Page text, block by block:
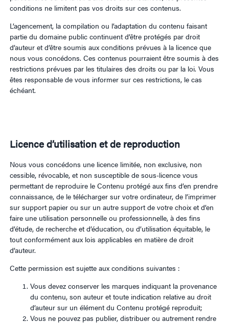
conditions ne limitent pas vos droits sur ces contenus.
L’agencement, la compilation ou l’adaptation du contenu faisant
partie du domaine public continuent d’être protégés par droit
d’auteur et d’être soumis aux conditions prévues à la licence que
nous vous concédons. Ces contenus pourraient être soumis à des
restrictions prévues par les titulaires des droits ou par la loi. Vous
êtes responsable de vous informer sur ces restrictions, le cas
échéant.
Licence d’utilisation et de reproduction
Nous vous concédons une licence limitée, non exclusive, non
cessible, révocable, et non susceptible de sous-licence vous
permettant de reproduire le Contenu protégé aux fins d’en prendre
connaissance, de le télécharger sur votre ordinateur, de l’imprimer
sur support papier ou sur un autre support de votre choix et d’en
faire une utilisation personnelle ou professionnelle, à des fins
d’étude, de recherche et d’éducation, ou d’utilisation équitable, le
tout conformément aux lois applicables en matière de droit
d’auteur.
Cette permission est sujette aux conditions suivantes :
Vous devez conserver les marques indiquant la provenance
du contenu, son auteur et toute indication relative au droit
d’auteur sur un élément du Contenu protégé reproduit;
Vous ne pouvez pas publier, distribuer ou autrement rendre